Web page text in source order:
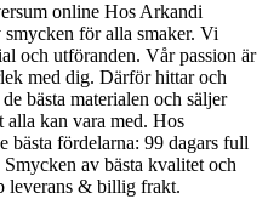
online Hos Arkandi
för alla smaker. Vi
och utföranden. Vår passion är
med dig. Därför hittar och
bästa materialen och säljer
alla kan vara med. Hos
bästa fördelarna: 99 dagars full
av bästa kvalitet och
leverans & billig frakt.